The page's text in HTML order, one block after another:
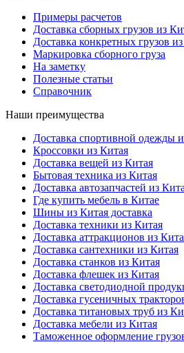
Примеры расчетов
Доставка сборных грузов из
Доставка конкретных грузов
Маркировка сборного груза
На заметку
Полезные статьи
Справочник
Наши преимущества
Доставка спортивной одежды
Кроссовки из Китая
Доставка вещей из Китая
Бытовая техника из Китая
Доставка автозапчастей из
Где купить мебель в Китае
Шины из Китая доставка
Доставка техники из Китая
Доставка аттракционов из
Доставка сантехники из Китая
Доставка станков из Китая
Доставка флешек из Китая
Доставка светодиодной
Доставка гусеничных
Доставка титановых труб из
Доставка мебели из Китая
Таможенное оформление